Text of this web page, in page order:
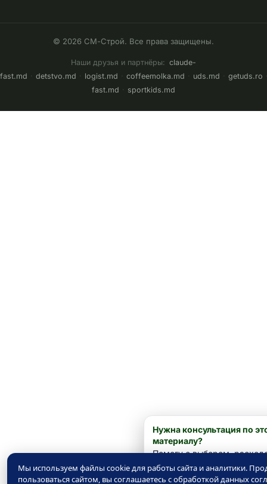
© 2026 СМ-Строй. Все права защищены.
Наши друзья и партнёры: claude-
fast.md · detstvo.md · logist.md · coffeemolka.md · uds.md · getuds.ro
fast.md · sportkids.md
Мы используем файлы cookie для работы сайта и аналитики.
пользоваться сайтом, вы соглашаетесь с обработкой данных
Нужна консультация по
материалу?
Помогу с выбором,
расчётом — спросите.